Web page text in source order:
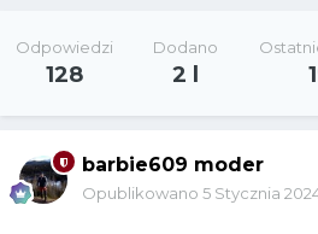
Odpowiedzi
128
Dodano
2 l
barbie609 moder
Opublikowano 5 Stycznia